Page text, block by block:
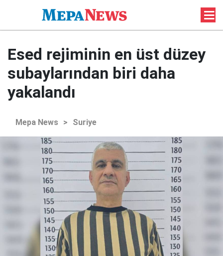
Esed rejiminin en üst düzey
subaylarından biri daha
yakalandı
Mepa News > Suriye